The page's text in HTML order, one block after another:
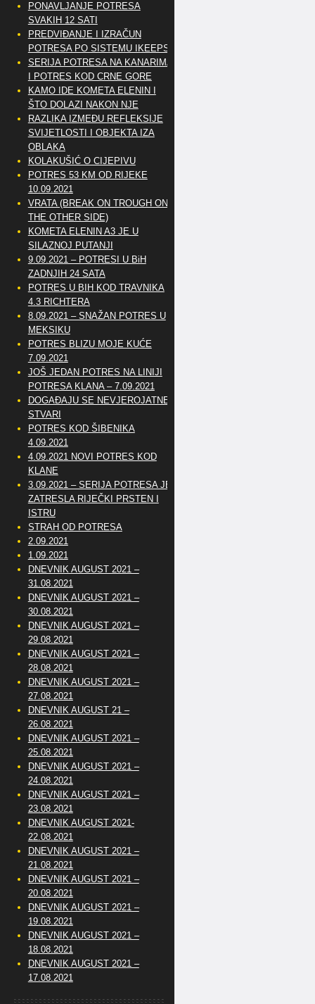
PONAVLJANJE POTRESA
SVAKIH 12 SATI
PREDVIĐANJE I IZRAČUN
POTRESA PO SISTEMU IKEEPS
SERIJA POTRESA NA KANARIMA
I POTRES KOD CRNE GORE
KAMO IDE KOMETA ELENIN I
ŠTO DOLAZI NAKON NJE
RAZLIKA IZMEĐU REFLEKSIJE
SVIJETLOSTI I OBJEKTA IZA
OBLAKA
KOLAKUŠIĆ O CIJEPIVU
POTRES 53 KM OD RIJEKE
10.09.2021
VRATA (BREAK ON TROUGH ON
THE OTHER SIDE)
KOMETA ELENIN A3 JE U
SILAZNOJ PUTANJI
9.09.2021 – POTRESI U BiH
ZADNJIH 24 SATA
POTRES U BIH KOD TRAVNIKA
4.3 RICHTERA
8.09.2021 – SNAŽAN POTRES U
MEKSIKU
POTRES BLIZU MOJE KUĆE
7.09.2021
JOŠ JEDAN POTRES NA LINIJI
POTRESA KLANA – 7.09.2021
DOGAĐAJU SE NEVJEROJATNE
STVARI
POTRES KOD ŠIBENIKA
4.09.2021
4.09.2021 NOVI POTRES KOD
KLANE
3.09.2021 – SERIJA POTRESA JE
ZATRESLA RIJEČKI PRSTEN I
ISTRU
STRAH OD POTRESA
2.09.2021
1.09.2021
DNEVNIK AUGUST 2021 –
31.08.2021
DNEVNIK AUGUST 2021 –
30.08.2021
DNEVNIK AUGUST 2021 –
29.08.2021
DNEVNIK AUGUST 2021 –
28.08.2021
DNEVNIK AUGUST 2021 –
27.08.2021
DNEVNIK AUGUST 21 –
26.08.2021
DNEVNIK AUGUST 2021 –
25.08.2021
DNEVNIK AUGUST 2021 –
24.08.2021
DNEVNIK AUGUST 2021 –
23.08.2021
DNEVNIK AUGUST 2021-
22.08.2021
DNEVNIK AUGUST 2021 –
21.08.2021
DNEVNIK AUGUST 2021 –
20.08.2021
DNEVNIK AUGUST 2021 –
19.08.2021
DNEVNIK AUGUST 2021 –
18.08.2021
DNEVNIK AUGUST 2021 –
17.08.2021